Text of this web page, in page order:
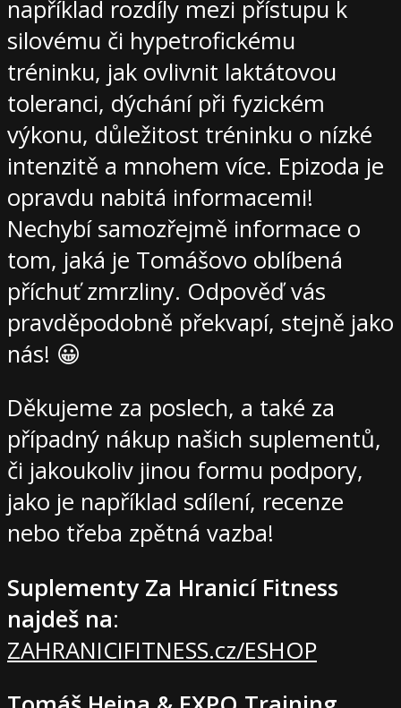
například rozdíly mezi přístupu k
silovému či hypetrofickému
tréninku, jak ovlivnit laktátovou
toleranci, dýchání při fyzickém
výkonu, důležitost tréninku o nízké
intenzitě a mnohem více. Epizoda je
opravdu nabitá informacemi!
Nechybí samozřejmě informace o
tom, jaká je Tomášovo oblíbená
příchuť zmrzliny. Odpověď vás
pravděpodobně překvapí, stejně jako
nás! 😀
Děkujeme za poslech, a také za
případný nákup našich suplementů,
či jakoukoliv jinou formu podpory,
jako je například sdílení, recenze
nebo třeba zpětná vazba!
Suplementy Za Hranicí Fitness
najdeš na:
ZAHRANICIFITNESS.cz/ESHOP